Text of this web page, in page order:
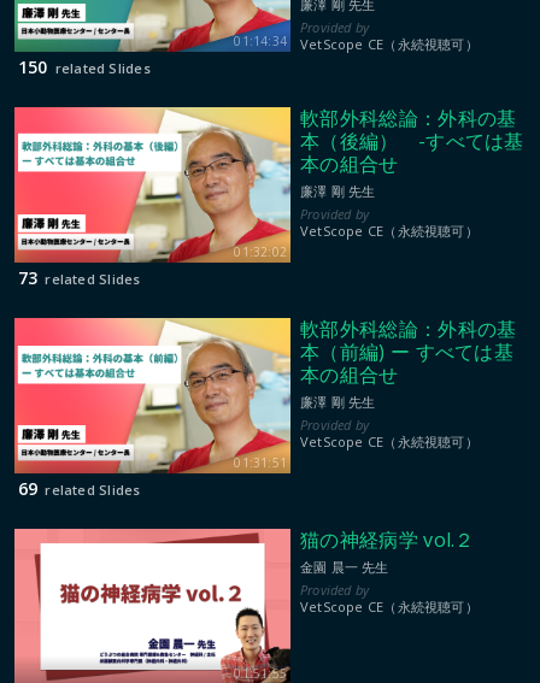
01:14:34
廉澤 剛 先生
VetScope CE（永続視聴可）
150 related Slides
01:32:02
軟部外科総論：外科の基
本（後編） -すべては基
本の組合せ
廉澤 剛 先生
VetScope CE（永続視聴可）
73 related Slides
01:31:51
軟部外科総論：外科の基
本（前編) ー すべては基
本の組合せ
廉澤 剛 先生
VetScope CE（永続視聴可）
69 related Slides
01:51:55
猫の神経病学 vol.２
金園 晨一 先生
VetScope CE（永続視聴可）